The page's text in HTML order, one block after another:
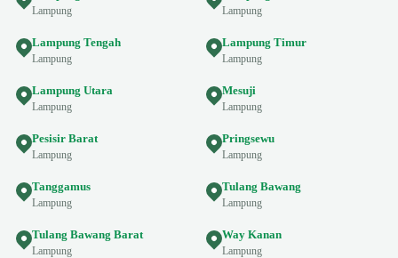
Lampung Lampung
Lampung Tengah
Lampung
Lampung Timur
Lampung
Lampung Utara
Lampung
Mesuji
Lampung
Pesisir Barat
Lampung
Pringsewu
Lampung
Tanggamus
Lampung
Tulang Bawang
Lampung
Tulang Bawang Barat
Lampung
Way Kanan
Lampung